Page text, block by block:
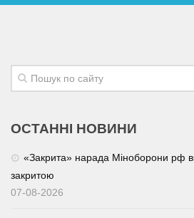
Трагедії
Курйози
Шоу-біз
#Війна
ОСТАННІ НОВИНИ
«Закрита» нарада Міноборони рф
закритою
07-08-2026